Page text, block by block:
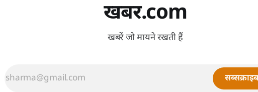
खबर.com
खबरें जो मायने रखती हैं